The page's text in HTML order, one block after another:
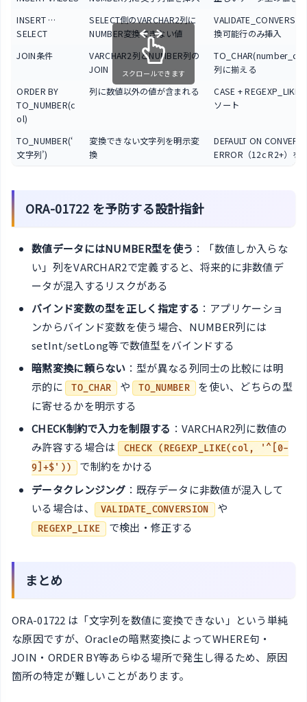
INSERT …
SELECT
SELECT側のVARCHAR2列に
NUMBER変換できない値
換可能行のみ挿入
JOIN条件
VARCHAR2列とNUMBER列の
JOIN
列に揃える
ORDER BY
TO_NUMBER(c
ol)
列に数値以外の値が含まれる
CASE + REGEXP_LIKE
ソート
TO_NUMBER(‘
文字列’)
変換できない文字列を明示変
換
DEFAULT ON
ERROR（12c R2+）を
スクロールできます
ORA-01722 を予防する設計指針
数値データにはNUMBER型を使う ：「数値しか入らな
い」列をVARCHAR2で定義すると、将来的に非数値デ
ータが混入するリスクがある
バインド変数の型を正しく指定する ：アプリケーショ
ンからバインド変数を使う場合、NUMBER列には
setInt/setLong等で数値型をバインドする
暗黙変換に頼らない ：型が異なる列同士の比較には明
示的に TO_CHAR や TO_NUMBER を使い、どちらの型
に寄せるかを明示する
CHECK制約で入力を制限する ：VARCHAR2列に数値の
み許容する場合は
CHECK (REGEXP_LIKE(col, '^[0-
9]+$'))
で制約をかける
データクレンジング ：既存データに非数値が混入して
いる場合は、
VALIDATE_CONVERSION や
REGEXP_LIKE で検出・修正する
まとめ
ORA-01722 は「文字列を数値に変換できない」という単純
な原因ですが、Oracleの暗黙変換によってWHERE句・
JOIN・ORDER BY等あらゆる場所で発生し得るため、原因
箇所の特定が難しいことがあります。